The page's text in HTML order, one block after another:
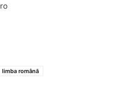
limba română